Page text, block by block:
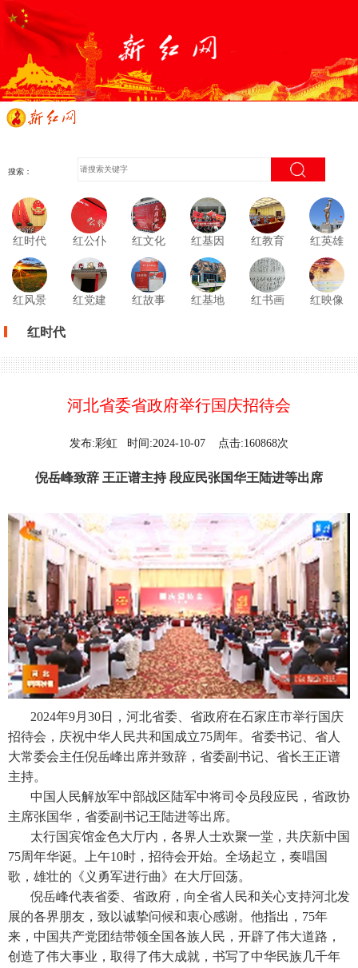
搜索：
红时代 红公仆 红文化 红基因 红教育 红英雄
红风景 红党建 红故事 红基地 红书画 红映像
红时代
河北省委省政府举行国庆招待会
发布:彩虹 时间:2024-10-07 点击:160868次
倪岳峰致辞 王正谱主持 段应民张国华王陆进等出席
2024年9月30日，河北省委、省政府在石家庄市举行国庆
招待会，庆祝中华人民共和国成立75周年。省委书记、省人
大常委会主任倪岳峰出席并致辞，省委副书记、省长王正谱
主持。
中国人民解放军中部战区陆军中将司令员段应民，省政协
主席张国华，省委副书记王陆进等出席。
太行国宾馆金色大厅内，各界人士欢聚一堂，共庆新中国
75周年华诞。上午10时，招待会开始。全场起立，奏唱国
歌，雄壮的《义勇军进行曲》在大厅回荡。
倪岳峰代表省委、省政府，向全省人民和关心支持河北发
展的各界朋友，致以诚挚问候和衷心感谢。他指出，75年
来，中国共产党团结带领全国各族人民，开辟了伟大道路，
创造了伟大事业，取得了伟大成就，书写了中华民族几千年